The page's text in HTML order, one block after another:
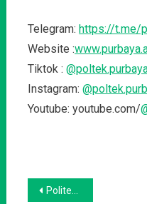
Telegram: https://t.me/
Website :
Tiktok :
Instagram:
Youtube: youtube.com/
Navigasi
Politeknik Purbaya menggelar wisuda 123 Mahasiswa dan mahasiswi di Grand Dian Hotel Slawi